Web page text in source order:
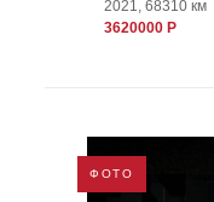
2021, 68310 км
3620000 Р
ФОТО